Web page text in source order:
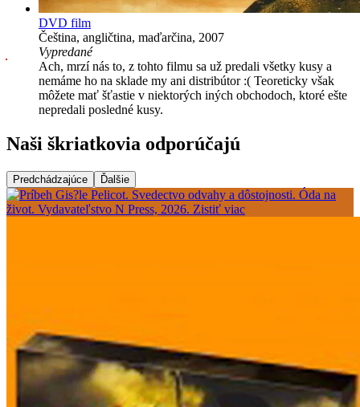
DVD film
Čeština, angličtina, maďarčina, 2007
Vypredané
Ach, mrzí nás to, z tohto filmu sa už predali všetky kusy a
nemáme ho na sklade my ani distribútor :( Teoreticky však
môžete mať šťastie v niektorých iných obchodoch, ktoré ešte
nepredali posledné kusy.
Naši škriatkovia odporúčajú
Predchádzajúce Ďalšie